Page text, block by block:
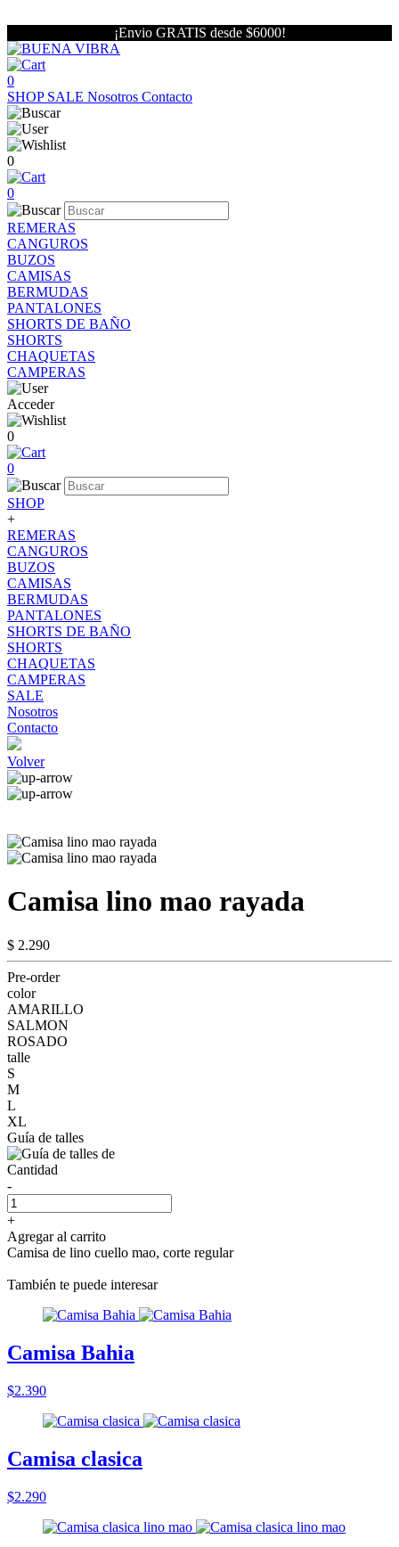
¡Envio GRATIS desde $6000!
0
SHOP SALE Nosotros Contacto
0
0
REMERAS
CANGUROS
BUZOS
CAMISAS
BERMUDAS
PANTALONES
SHORTS DE BAÑO
SHORTS
CHAQUETAS
CAMPERAS
Acceder
0
0
SHOP
+
REMERAS
CANGUROS
BUZOS
CAMISAS
BERMUDAS
PANTALONES
SHORTS DE BAÑO
SHORTS
CHAQUETAS
CAMPERAS
SALE
Nosotros
Contacto
Volver
Camisa lino mao rayada
$ 2.290
Pre-order
color
AMARILLO
SALMON
ROSADO
talle
S
M
L
XL
Guía de talles
Cantidad
-
+
Agregar al carrito
Camisa de lino cuello mao, corte regular
También te puede interesar
Camisa Bahia
$2.390
Camisa clasica
$2.290